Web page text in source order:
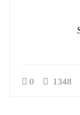
0 1348